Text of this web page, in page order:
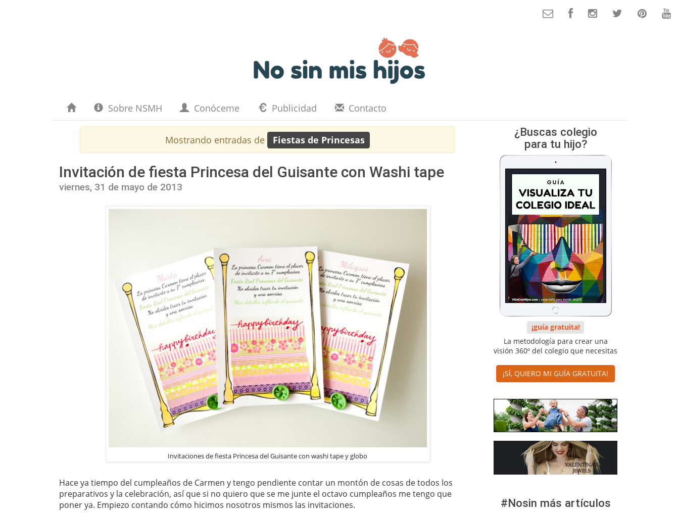
Sobre NSMH Conóceme Publicidad Contacto
Mostrando entradas de Fiestas de Princesas
Invitación de fiesta Princesa del Guisante con Washi tape
viernes, 31 de mayo de 2013
Invitaciones de fiesta Princesa del Guisante con washi tape y globo
Hace ya tiempo del cumpleaños de Carmen y tengo pendiente contar un montón de cosas de todos los
preparativos y la celebración, así que si no quiero que se me junte el octavo cumpleaños me tengo que
poner ya. Empiezo contando cómo hicimos nosotros mismos las invitaciones.
¿Buscas colegio
para tu hijo?
¡guía gratuita!
La metodología para crear una
visión 360º del colegio que necesitas
¡SÍ, QUIERO MI GUÍA GRATUITA!
#Nosin más artículos